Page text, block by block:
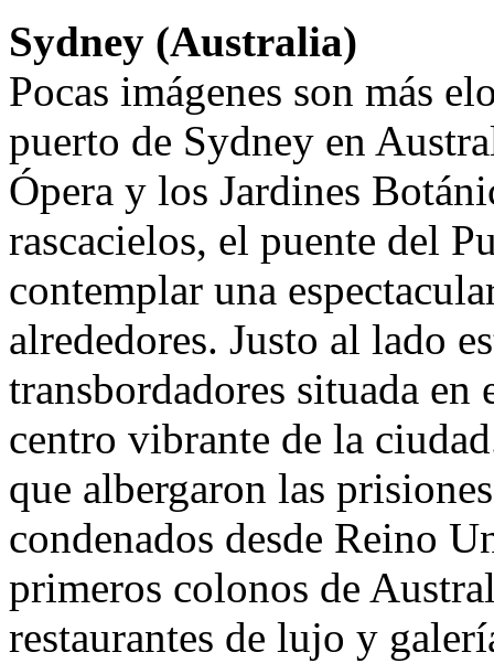
Sydney (Australia)
Pocas imágenes son más
puerto de Sydney en
Ópera y los Jardines
rascacielos, el puente del
contemplar una
alrededores. Justo al lado
transbordadores situada
centro vibrante de la
que albergaron las
condenados desde Reino
primeros colonos de
restaurantes de lujo y